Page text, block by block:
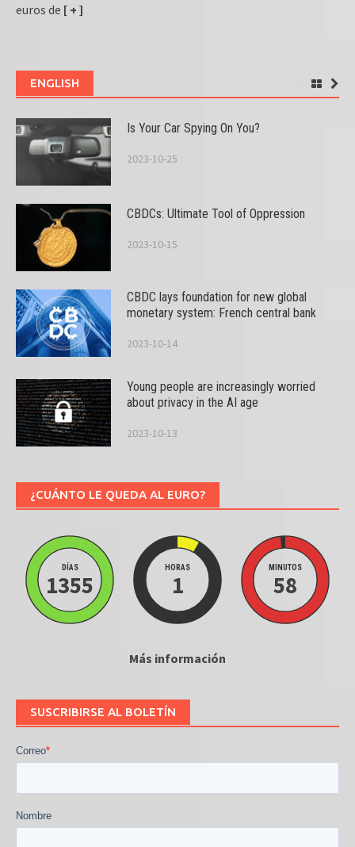
euros de [ + ]
ENGLISH
Is Your Car Spying On You?
2023-10-25
CBDCs: Ultimate Tool of Oppression
2023-10-15
CBDC lays foundation for new global
monetary system: French central bank
2023-10-14
Young people are increasingly worried
about privacy in the AI age
2023-10-13
¿CUÁNTO LE QUEDA AL EURO?
DÍAS
1355
HORAS
1
MINUTOS
58
Más información
SUSCRIBIRSE AL BOLETÍN